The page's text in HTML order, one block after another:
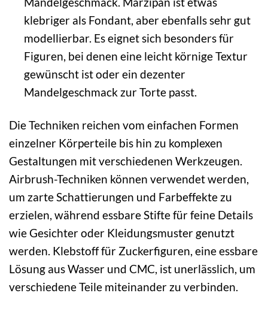
klebriger als Fondant, aber ebenfalls sehr gut
modellierbar. Es eignet sich besonders für
Figuren, bei denen eine leicht körnige Textur
gewünscht ist oder ein dezenter
Mandelgeschmack zur Torte passt.
Die Techniken reichen vom einfachen Formen
einzelner Körperteile bis hin zu komplexen
Gestaltungen mit verschiedenen Werkzeugen.
Airbrush-Techniken können verwendet werden,
um zarte Schattierungen und Farbeffekte zu
erzielen, während essbare Stifte für feine Details
wie Gesichter oder Kleidungsmuster genutzt
werden. Klebstoff für Zuckerfiguren, eine essbare
Lösung aus Wasser und CMC, ist unerlässlich, um
verschiedene Teile miteinander zu verbinden.